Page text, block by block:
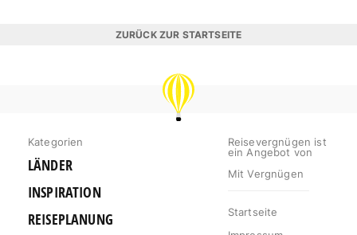
ZURÜCK ZUR STARTSEITE
REISEVERGNÜGEN
Kategorien
LÄNDER
INSPIRATION
REISEPLANUNG
Reisevergnügen ist
ein Angebot von
Mit Vergnügen
Startseite